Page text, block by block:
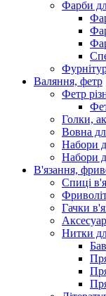
Фарби
Валяння, фетр
Фетр
Голки,
Вовна
Набори
Набори
В'язання,
Спиці
Гачки
Нитки